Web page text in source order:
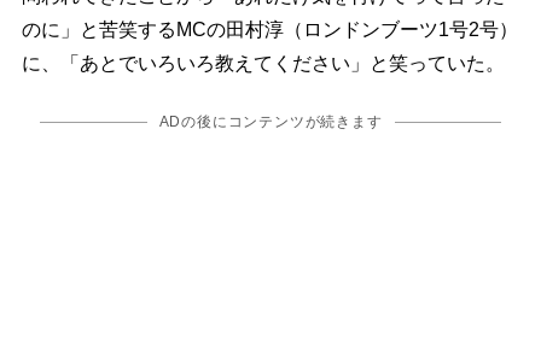
のに」と苦笑するMCの田村淳（ロンドンブーツ1号2号）
に、「あとでいろいろ教えてください」と笑っていた。
ADの後にコンテンツが続きます